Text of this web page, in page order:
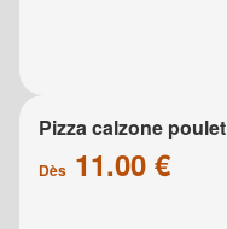
Pizza calzone poulet
Dès 11.00 €